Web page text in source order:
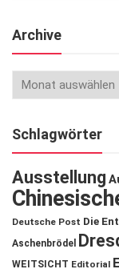
Archive
Schlagwörter
Ausstellung
Deutsche Post Die
Aschenbrödel
WEITSICHT Editorial